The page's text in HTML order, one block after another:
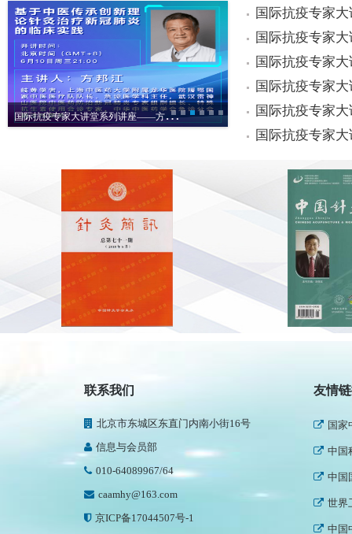
国
际抗疫专家大讲堂系列讲座——方邦江
国际抗疫专家
国际抗疫专家
国际抗疫专家
国际抗疫专家
国际抗疫专家
联系我们
北京市东城区东直门内南小街16号
信息与会员部
010-64089967/64
caamhy@163.com
京ICP备17044507号-1
友情
民政
新华
人民
中
世
国家
中国
中国
世界
中国